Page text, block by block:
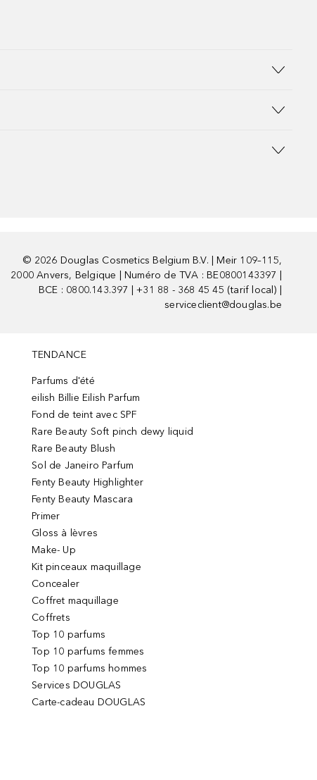
© 2026 Douglas Cosmetics Belgium B.V. | Meir 109–115,
2000 Anvers, Belgique | Numéro de TVA : BE0800143397 |
BCE : 0800.143.397 | +31 88 - 368 45 45 (tarif local) |
serviceclient@douglas.be
TENDANCE
Parfums d'été
eilish Billie Eilish Parfum
Fond de teint avec SPF
Rare Beauty Soft pinch dewy liquid
Rare Beauty Blush
Sol de Janeiro Parfum
Fenty Beauty Highlighter
Fenty Beauty Mascara
Primer
Gloss à lèvres
Make- Up
Kit pinceaux maquillage
Concealer
Coffret maquillage
Coffrets
Top 10 parfums
Top 10 parfums femmes
Top 10 parfums hommes
Services DOUGLAS
Carte-cadeau DOUGLAS